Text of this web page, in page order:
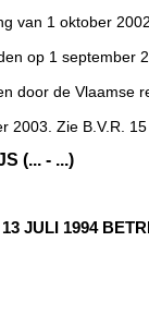
van 1 oktober
op 1 september
door de Vlaamse
2003. Zie B.V.R.
(... - ...)
JULI 1994